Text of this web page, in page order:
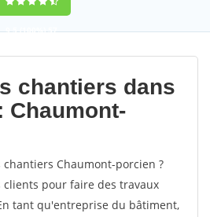
9,5(100%)57
votes
chantiers dans
Chaumont-
Chaumont-porcien ?
clients pour faire des travaux
tant qu'entreprise du bâtiment,